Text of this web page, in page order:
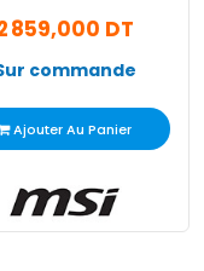
859,000 DT
commande
Ajouter Au Panier